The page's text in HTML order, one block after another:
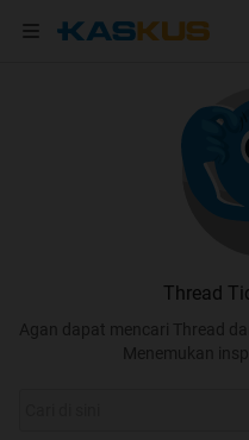
Thread
Agan dapat mencari Thread
Menemukan